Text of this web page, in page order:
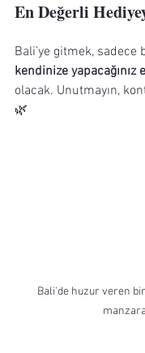
En Değerli
Bali’ye gitmek, sadece
kendinize
olacak. Unutmayın,
🌿
Bali'de huzur veren